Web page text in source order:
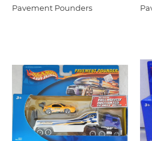
Pavement Pounders